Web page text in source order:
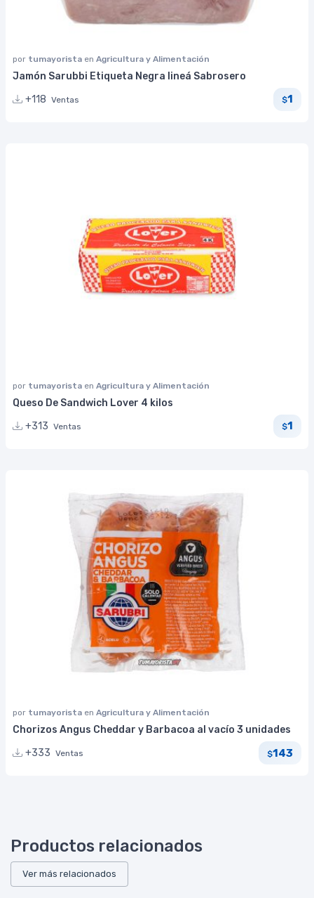
por tumayorista en Agricultura y Alimentación
Jamón Sarubbi Etiqueta Negra lineá Sabrosero
+118 Ventas $1
por tumayorista en Agricultura y Alimentación
Queso De Sandwich Lover 4 kilos
+313 Ventas $1
por tumayorista en Agricultura y Alimentación
Chorizos Angus Cheddar y Barbacoa al vacío 3 unidades
+333 Ventas $143
Productos relacionados
Ver más relacionados